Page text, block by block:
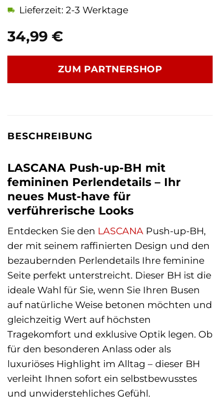
34,99 €
Lieferzeit: 2-3 Werktage
ZUM PARTNERSHOP
BESCHREIBUNG
LASCANA Push-up-BH mit
femininen Perlendetails – Ihr
neues Must-have für
verführerische Looks
Entdecken Sie den LASCANA Push-up-BH,
der mit seinem raffinierten Design und den
bezaubernden Perlendetails Ihre feminine
Seite perfekt unterstreicht. Dieser BH ist die
ideale Wahl für Sie, wenn Sie Ihren Busen
auf natürliche Weise betonen möchten und
gleichzeitig Wert auf höchsten
Tragekomfort und exklusive Optik legen. Ob
für den besonderen Anlass oder als
luxuriöses Highlight im Alltag – dieser BH
verleiht Ihnen sofort ein selbstbewusstes
und unwiderstehliches Gefühl.